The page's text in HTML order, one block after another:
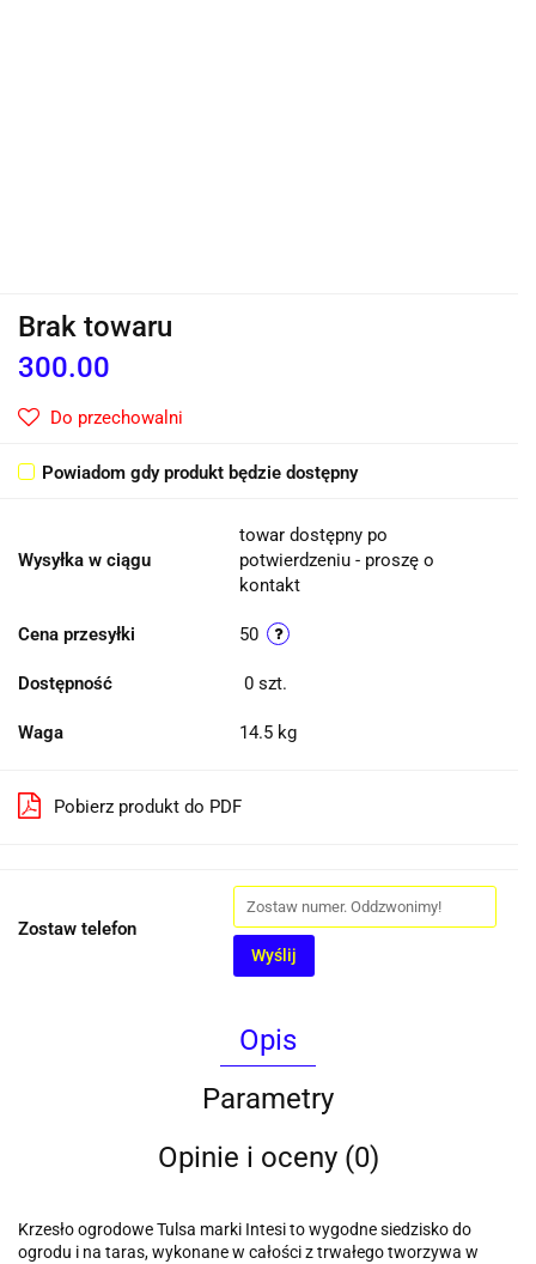
Brak towaru
300.00
Do przechowalni
Powiadom gdy produkt będzie dostępny
Wysyłka w ciągu
towar dostępny po
potwierdzeniu - proszę o
kontakt
Cena przesyłki 50
Dostępność 0 szt.
Waga 14.5 kg
Pobierz produkt do PDF
Zostaw telefon
Wyślij
Opis
Parametry
Opinie i oceny (0)
Krzesło ogrodowe Tulsa marki Intesi to wygodne siedzisko do
ogrodu i na taras, wykonane w całości z trwałego tworzywa w